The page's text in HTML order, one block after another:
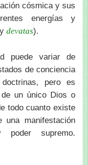
cósmica y sus
energías y
y devatas).
puede variar de
de conciencia
pero es
un único Dios o
todo cuanto existe
manifestación
supremo.